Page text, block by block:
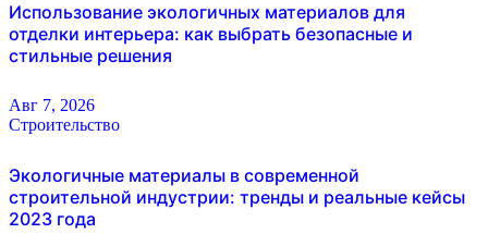
Использование экологичных материалов для
отделки интерьера: как выбрать безопасные и
стильные решения
Авг 7, 2026
Строительство
Экологичные материалы в современной
строительной индустрии: тренды и реальные кейсы
2023 года